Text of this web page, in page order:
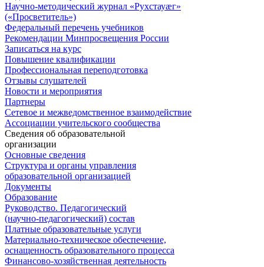
Научно-методический журнал «Рухстауæг»
(«Просветитель»)
Федеральный перечень учебников
Рекомендации Минпросвещения России
Записаться на курс
Повышение квалификации
Профессиональная переподготовка
Отзывы слушателей
Новости и мероприятия
Партнеры
Сетевое и межведомственное взаимодействие
Ассоциации учительского сообщества
Сведения об образовательной
организации
Основные сведения
Структура и органы управления
образовательной организацией
Документы
Образование
Руководство. Педагогический
(научно-педагогический) состав
Платные образовательные услуги
Материально-техническое обеспечение,
оснащенность образовательного процесса
Финансово-хозяйственная деятельность